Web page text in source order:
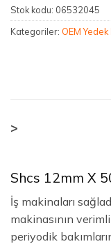
Stok kodu: 06532045
Kategoriler: OEM
>
Shcs 12mm X
İş makinaları
makinasının
periyodik